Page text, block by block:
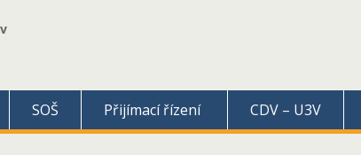
SOŠ Přijímací řízení CDV – U3V